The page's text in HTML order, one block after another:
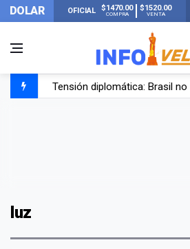
DOLAR OFICIAL $1470.00
COMPRA
$1520.00
VENTA
Tensión diplomática: Brasil
luz